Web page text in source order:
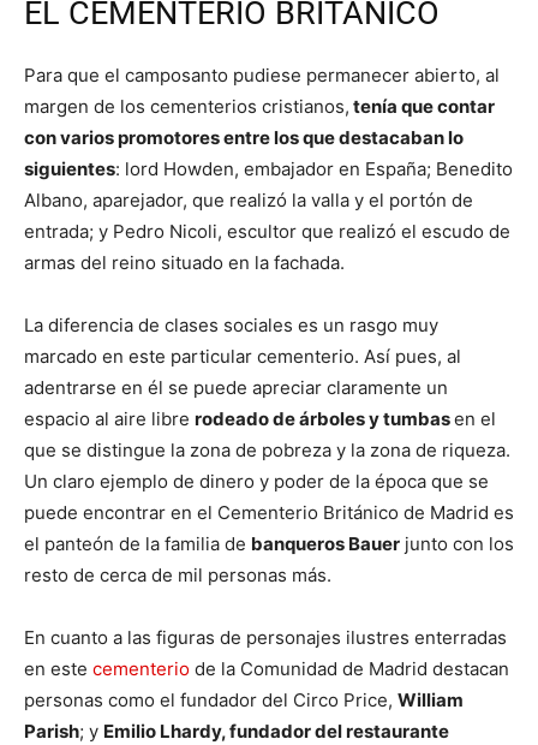
EL CEMENTERIO BRITÁNICO
Para que el camposanto pudiese permanecer abierto, al
margen de los cementerios cristianos, tenía que contar
con varios promotores entre los que destacaban lo
siguientes: lord Howden, embajador en España; Benedito
Albano, aparejador, que realizó la valla y el portón de
entrada; y Pedro Nicoli, escultor que realizó el escudo de
armas del reino situado en la fachada.
La diferencia de clases sociales es un rasgo muy
marcado en este particular cementerio. Así pues, al
adentrarse en él se puede apreciar claramente un
espacio al aire libre rodeado de árboles y tumbasen el
que se distingue la zona de pobreza y la zona de riqueza.
Un claro ejemplo de dinero y poder de la época que se
puede encontrar en el Cementerio Británico de Madrid es
el panteón de la familia de banqueros Bauer junto con los
resto de cerca de mil personas más.
En cuanto a las figuras de personajes ilustres enterradas
en este cementerio de la Comunidad de Madrid destacan
personas como el fundador del Circo Price, William
Parish; y Emilio Lhardy, fundador del restaurante